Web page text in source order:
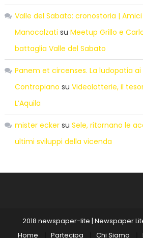
Valle del Sabato: cronostoria |
Manocalzati su Meetup Grillo e
battaglia Valle del Sabato
Panem et circenses. La ludopatia
Contropiano su Videolotterie, il
L’Aquila
mister eckersu Sele, ritornano le
ultimi sviluppi della vicenda
2018 newspaper-lite | Newspaper
Home
Partecipa Chi Siamo